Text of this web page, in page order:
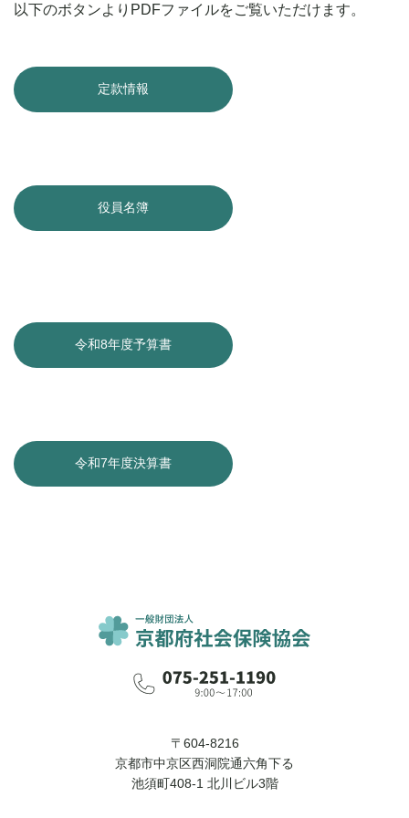
以下のボタンよりPDFファイルをご覧いただけます。
定款情報
役員名簿
令和8年度予算書
令和7年度決算書
〒604-8216
京都市中京区西洞院通六角下る
池須町408-1 北川ビル3階